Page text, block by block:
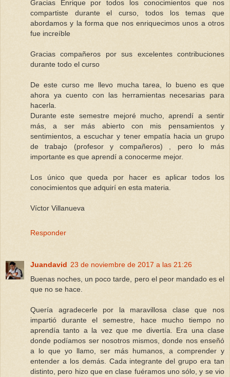
Gracias Enrique por todos los conocimientos que nos
compartiste durante el curso, todos los temas que
abordamos y la forma que nos enriquecimos unos a otros
fue increíble
Gracias compañeros por sus excelentes contribuciones
durante todo el curso
De este curso me llevo mucha tarea, lo bueno es que
ahora ya cuento con las herramientas necesarias para
hacerla.
Durante este semestre mejoré mucho, aprendí a sentir
más, a ser más abierto con mis pensamientos y
sentimientos, a escuchar y tener empatía hacia un grupo
de trabajo (profesor y compañeros) , pero lo más
importante es que aprendí a conocerme mejor.
Los único que queda por hacer es aplicar todos los
conocimientos que adquirí en esta materia.
Víctor Villanueva
Responder
Juandavid 23 de noviembre de 2017 a las 21:26
Buenas noches, un poco tarde, pero el peor mandado es el
que no se hace.
Quería agradecerle por la maravillosa clase que nos
impartió durante el semestre, hace mucho tiempo no
aprendía tanto a la vez que me divertía. Era una clase
donde podíamos ser nosotros mismos, donde nos enseñó
a lo que yo llamo, ser más humanos, a comprender y
entender a los demás. Cada integrante del grupo era tan
distinto, pero hizo que en clase fuéramos uno sólo, y se vio